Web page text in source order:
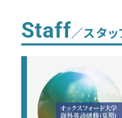
Staff／スタッ